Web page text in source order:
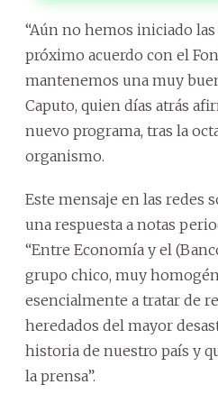
“Aún no hemos iniciado
próximo acuerdo con el
mantenemos una muy
Caputo, quien días atrás
nuevo programa, tras la
organismo.
Este mensaje en las redes
una respuesta a notas
“Entre Economía y el
grupo chico, muy
esencialmente a tratar de
heredados del mayor
historia de nuestro país y
la prensa”.